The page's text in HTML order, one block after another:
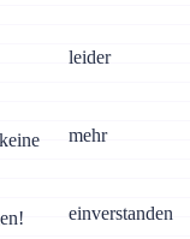
leider
mehr
einverstanden